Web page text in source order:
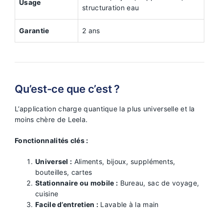
Usage
structuration eau
Garantie 2 ans
Qu’est-ce que c’est ?
L’application charge quantique la plus universelle et la
moins chère de Leela.
Fonctionnalités clés :
Universel : Aliments, bijoux, suppléments,
bouteilles, cartes
Stationnaire ou mobile : Bureau, sac de voyage,
cuisine
Facile d’entretien : Lavable à la main